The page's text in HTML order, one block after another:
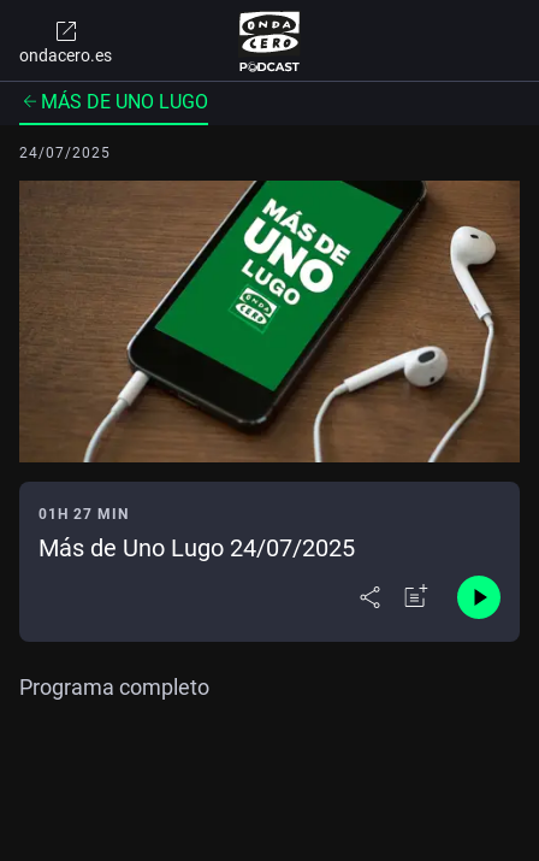
ondacero.es
MÁS DE UNO LUGO
24/07/2025
01H 27 MIN
Más de Uno Lugo 24/07/2025
Programa completo